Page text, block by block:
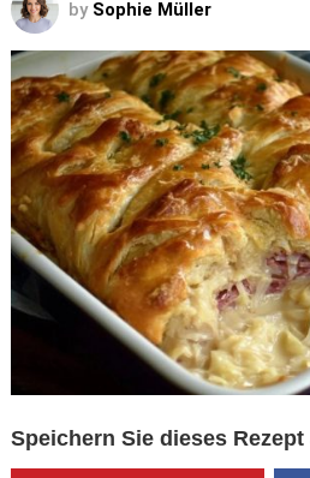
by Sophie Müller
Speichern Sie dieses Rezept